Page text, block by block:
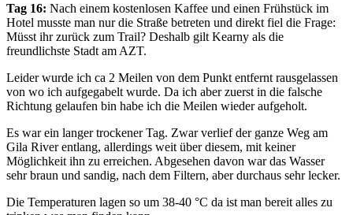
Tag 16: Nach einem kostenlosen Kaffee und einen Frühstück im
Hotel musste man nur die Straße betreten und direkt fiel die Frage:
Müsst ihr zurück zum Trail? Deshalb gilt Kearny als die
freundlichste Stadt am AZT.
Leider wurde ich ca 2 Meilen von dem Punkt entfernt rausgelassen
von wo ich aufgegabelt wurde. Da ich aber zuerst in die falsche
Richtung gelaufen bin habe ich die Meilen wieder aufgeholt.
Es war ein langer trockener Tag. Zwar verlief der ganze Weg am
Gila River entlang, allerdings weit über diesem, mit keiner
Möglichkeit ihn zu erreichen. Abgesehen davon war das Wasser
sehr braun und sandig, nach dem Filtern, aber durchaus sehr lecker.
Die Temperaturen lagen so um 38-40 °C da ist man bereit alles zu